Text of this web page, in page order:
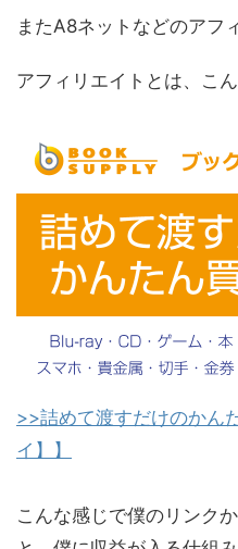
またA8ネットなどのアフ
アフィリエイトとは、こ
>>詰めて渡すだけのかん
イ】】
こんな感じで僕のリンク